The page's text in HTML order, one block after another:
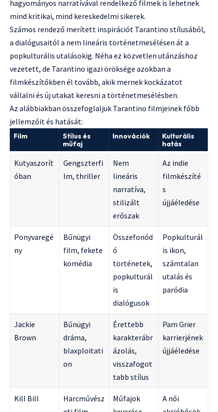
hagyományos narratívával rendelkező filmek is lehetnek
mind kritikai, mind kereskedelmi sikerek.
Számos rendező merített inspirációt Tarantino stílusából,
a dialógusaitól a nem lineáris történetmesélésen át a
popkulturális utalásokig. Néha ez közvetlen utánzáshoz
vezetett, de Tarantino igazi öröksége azokban a
filmkészítőkben él tovább, akik mernek kockázatot
vállalni és új utakat keresni a történetmesélésben.
Az alábbiakban összefoglaljuk Tarantino filmjeinek főbb
jellemzőit és hatását:
Film
Stílus és
műfaj
Innovációk
Kulturális
hatás
Kutyaszorít
óban
Gengszterfi
lm, thriller
Nem
lineáris
narratíva,
stilizált
erőszak
Az indie
filmkészíté
s
újjáéledése
Ponyvaregé
ny
Bűnügyi
film, fekete
komédia
Összefonód
ó
történetek,
popkulturál
is
dialógusok
Popkulturál
is ikon,
számtalan
utalás és
paródia
Jackie
Brown
Bűnügyi
dráma,
blaxploitati
on
Érettebb
karakterábr
ázolás,
visszafogot
tabb stílus
Pam Grier
karrierjének
újjáéledése
Kill Bill
Harcművész
Műfajok
A női